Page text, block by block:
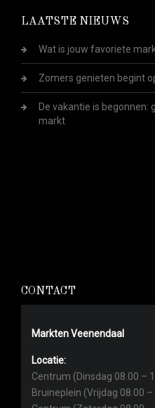
LAATSTE NIEUWS
Wat is jouw favoriete
Zomers genieten begint
De vakantie is begonnen:
markt
CONTACT
Markten Veenendaal
Locatie:
Centrum (Dinsdag 08.00 –
Bruineplein (Vrijdag 08.00